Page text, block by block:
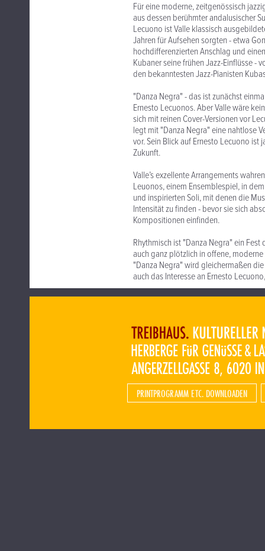
Für eine moderne, zeitgenössisch
aus dessen berühmter andalusischer
Lecuono ist Valle klassisch
Jahren für Aufsehen sorgten - etwa
hochdifferenzierten Anschlag und
Kubaner seine frühen Jazz-Einflüsse -
den bekanntesten Jazz-Pianisten
"Danza Negra" - das ist zunächst
Ernesto Lecuonos. Aber Valle wäre
sich mit reinen Cover-Versionen vor
legt mit "Danza Negra" eine nahtlose
vor. Sein Blick auf Ernesto Lecuono
Zukunft.
Valle’s exzellente Arrangements
Leuonos, einem Ensemblespiel, in
und inspirierten Soli, mit denen die
Intensität zu finden - bevor sie sich
Kompositionen einfinden.
Rhythmisch ist "Danza Negra" ein
auch ganz plötzlich in offene,
"Danza Negra" wird gleichermaßen
auch das Interesse an Ernesto
PRINTPROGRAMM ETC. DOWNLOADEN